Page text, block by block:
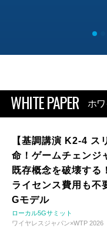
WHITE PAPER ホ
【基調講演 K2-4 ス
命！ゲームチェンジ
既存概念を破壊する
ライセンス費用も
Gモデル
ローカル5Gサミット
ワイヤレスジャパン×WTP 2026